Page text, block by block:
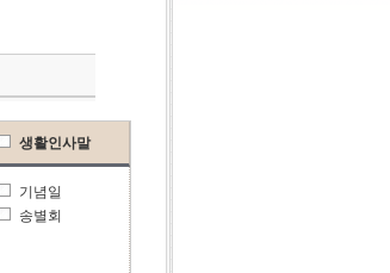
생활인사말
기념일
송별회